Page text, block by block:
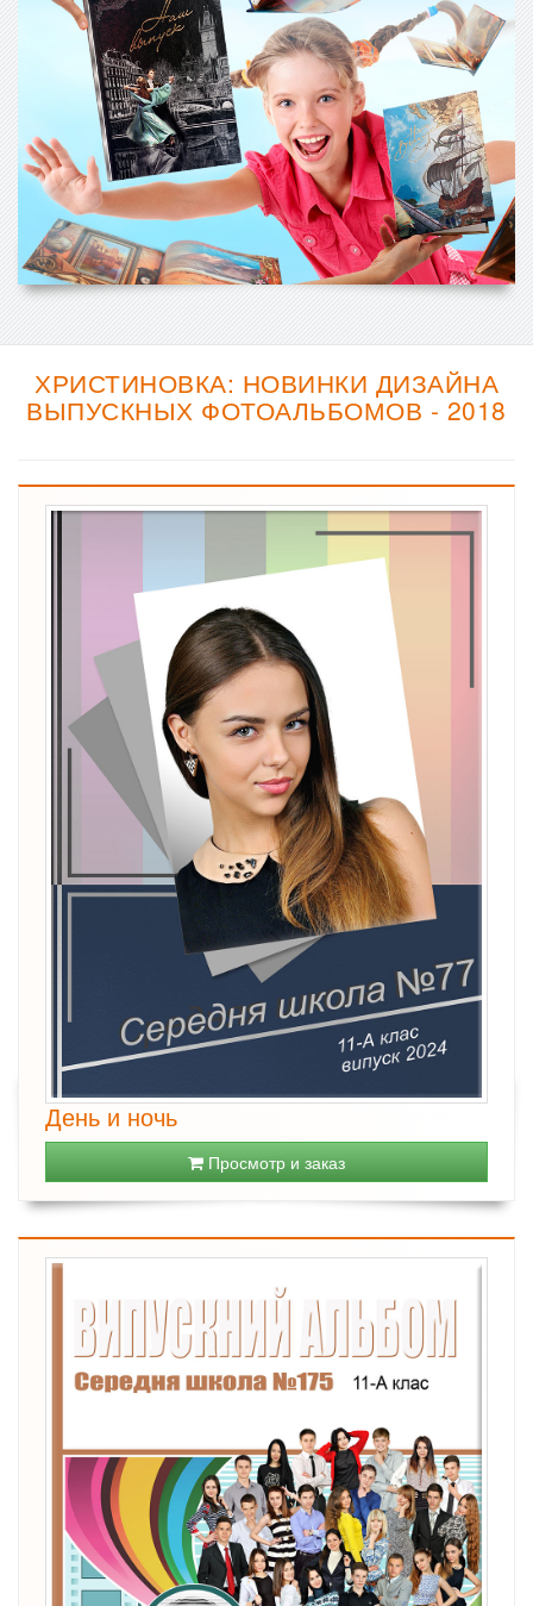
ХРИСТИНОВКА: НОВИНКИ ДИЗАЙНА
ВЫПУСКНЫХ ФОТОАЛЬБОМОВ - 2018
День и ночь
Просмотр и заказ